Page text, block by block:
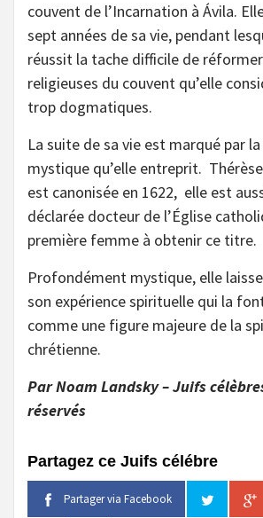
couvent de l’Incarnation à Ávila.
sept années de sa vie, pendant
réussit la tache difficile de
religieuses du couvent qu’elle
trop dogmatiques.
La suite de sa vie est marqué par
mystique qu’elle entreprit. Thérèse
est canonisée en 1622, elle est
déclarée docteur de l’Église
première femme à obtenir ce titre.
Profondément mystique, elle
son expérience spirituelle qui la
comme une figure majeure de la
chrétienne.
Par Noam Landsky – Juifs
réservés
Partagez ce Juifs célébre
Partager via Facebook